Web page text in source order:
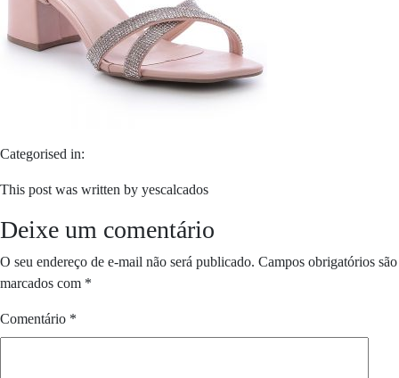
Categorised in:
This post was written by yescalcados
Deixe um comentário
O seu endereço de e-mail não será publicado. Campos obrigatórios são
marcados com *
Comentário *